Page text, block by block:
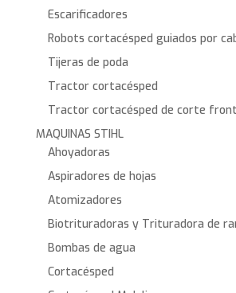
Escarificadores
Robots cortacésped guiados por
Tijeras de poda
Tractor cortacésped
Tractor cortacésped de corte
MAQUINAS STIHL
Ahoyadoras
Aspiradores de hojas
Atomizadores
Biotrituradoras y Trituradora de
Bombas de agua
Cortacésped